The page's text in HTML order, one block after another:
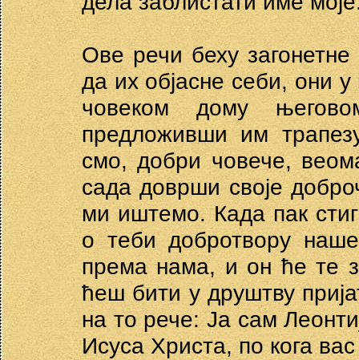
Ове речи беху
да их објасне себи, они
човеком дому
предложивши им
смо, добри човече,
сада доврши своје
ми иштемо. Када пак
о теби добротвору
према нама, и он ће те
ћеш бити у друштву
на то рече: Ја сам
Исуса Христа, по кога